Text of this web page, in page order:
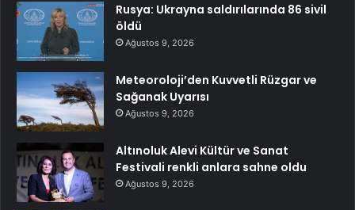
Rusya: Ukrayna saldırılarında 86 sivil
öldü
Ağustos 9, 2026
Meteoroloji’den Kuvvetli Rüzgar ve
Sağanak Uyarısı
Ağustos 9, 2026
Altınoluk Alevi Kültür ve Sanat
Festivali renkli anlara sahne oldu
Ağustos 9, 2026